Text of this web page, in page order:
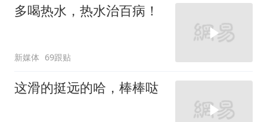
多喝热水，热水治百病！
新媒体 69跟贴
这滑的挺远的哈，棒棒哒